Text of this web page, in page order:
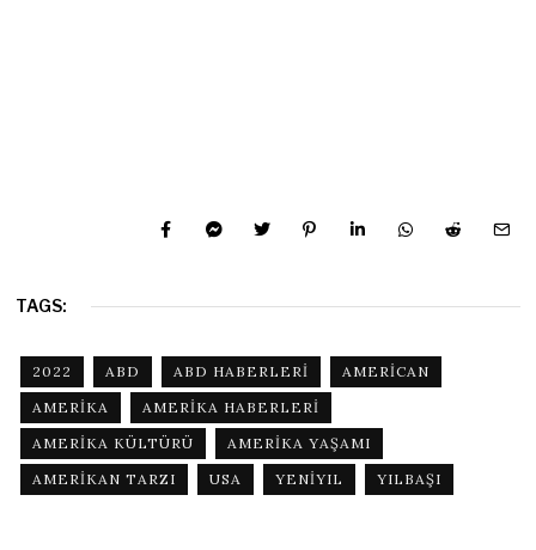
TAGS:
2022 ABD ABD HABERLERI
AMERICAN
AMERIKA
AMERIKA HABERLERI
AMERIKA KÜLTÜRÜ
AMERIKA YAŞAMI
AMERIKAN TARZI
USA YENIYIL YILBAŞI